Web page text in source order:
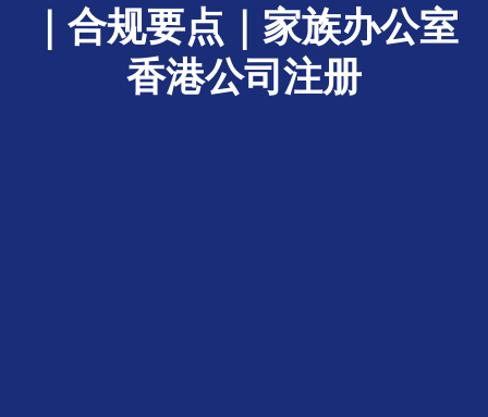
｜合规要点｜家族办公室
香港公司注册